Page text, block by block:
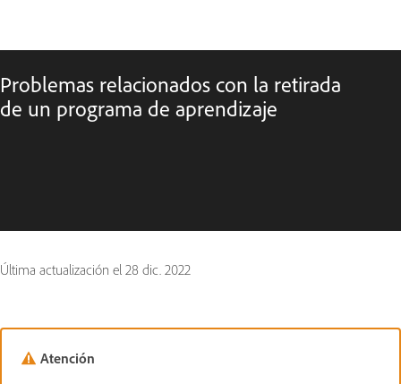
Problemas relacionados con la retirada
de un programa de aprendizaje
Última actualización el 28 dic. 2022
Atención